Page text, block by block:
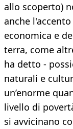
allo scoperto)
anche
economica e
terra, come
ha detto -
naturali e
un’enorme
livello di
si avvicinano